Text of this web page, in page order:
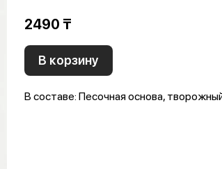
2490 ₸
В корзину
В составе: Песочная основа,